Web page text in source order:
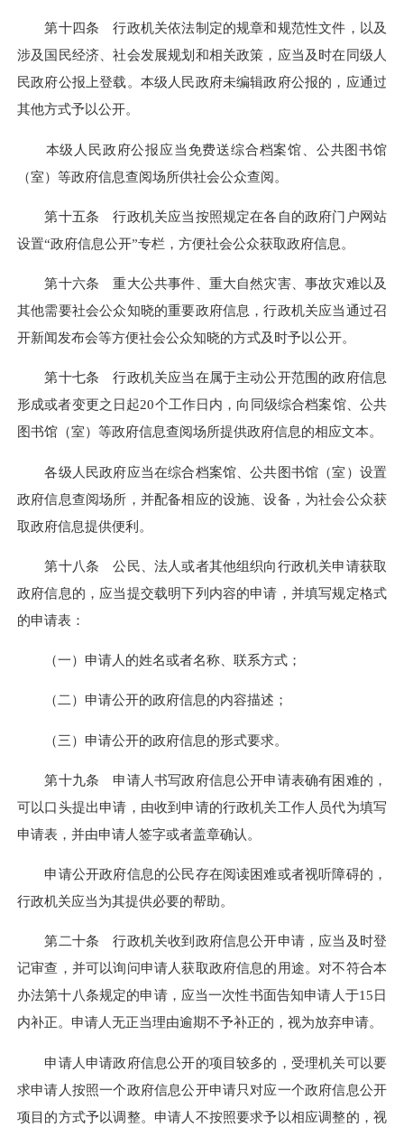
第十四条 行政机关依法制定的规章和规范性文件，以及
涉及国民经济、社会发展规划和相关政策，应当及时在同级人
民政府公报上登载。本级人民政府未编辑政府公报的，应通过
其他方式予以公开。
本级人民政府公报应当免费送综合档案馆、公共图书馆
（室）等政府信息查阅场所供社会公众查阅。
第十五条 行政机关应当按照规定在各自的政府门户网站
设置“政府信息公开”专栏，方便社会公众获取政府信息。
第十六条 重大公共事件、重大自然灾害、事故灾难以及
其他需要社会公众知晓的重要政府信息，行政机关应当通过召
开新闻发布会等方便社会公众知晓的方式及时予以公开。
第十七条 行政机关应当在属于主动公开范围的政府信息
形成或者变更之日起20个工作日内，向同级综合档案馆、公共
图书馆（室）等政府信息查阅场所提供政府信息的相应文本。
各级人民政府应当在综合档案馆、公共图书馆（室）设置
政府信息查阅场所，并配备相应的设施、设备，为社会公众获
取政府信息提供便利。
第十八条 公民、法人或者其他组织向行政机关申请获取
政府信息的，应当提交载明下列内容的申请，并填写规定格式
的申请表：
（一）申请人的姓名或者名称、联系方式；
（二）申请公开的政府信息的内容描述；
（三）申请公开的政府信息的形式要求。
第十九条 申请人书写政府信息公开申请表确有困难的，
可以口头提出申请，由收到申请的行政机关工作人员代为填写
申请表，并由申请人签字或者盖章确认。
申请公开政府信息的公民存在阅读困难或者视听障碍的，
行政机关应当为其提供必要的帮助。
第二十条 行政机关收到政府信息公开申请，应当及时登
记审查，并可以询问申请人获取政府信息的用途。对不符合本
办法第十八条规定的申请，应当一次性书面告知申请人于15日
内补正。申请人无正当理由逾期不予补正的，视为放弃申请。
申请人申请政府信息公开的项目较多的，受理机关可以要
求申请人按照一个政府信息公开申请只对应一个政府信息公开
项目的方式予以调整。申请人不按照要求予以相应调整的，视